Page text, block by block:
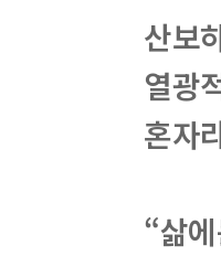
산보
열광
혼자
“삶